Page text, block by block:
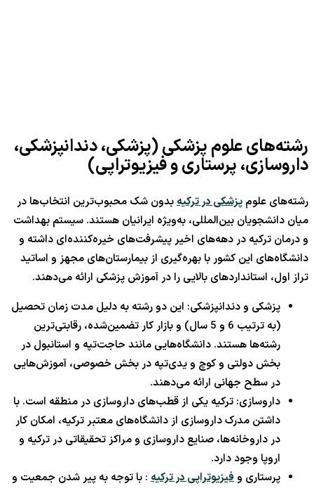
رشته‌های علوم پزشکی (پزشکی، دندانپزشکی،
داروسازی، پرستاری و فیزیوتراپی)
رشته‌های علوم پزشکی در ترکیهبدون شک محبوب‌ترین انتخاب‌ها در
میان دانشجویان بین‌المللی، به‌ویژه ایرانیان هستند. سیستم بهداشت
و درمان ترکیه در دهه‌های اخیر پیشرفت‌های خیره‌کننده‌ای داشته و
دانشگاه‌های این کشور با بهره‌گیری از بیمارستان‌های مجهز و اساتید
تراز اول، استانداردهای بالایی را در آموزش پزشکی ارائه می‌دهند.
پزشکی و دندانپزشکی: این دو رشته به دلیل مدت زمان تحصیل
(به ترتیب 6 و 5 سال) و بازار کار تضمین‌شده، رقابتی‌ترین
رشته‌ها هستند. دانشگاه‌هایی مانند حاجت‌تپه و استانبول در
بخش دولتی و کوچ و یدی‌تپه در بخش خصوصی، آموزش‌هایی
در سطح جهانی ارائه می‌دهند.
داروسازی: ترکیه یکی از قطب‌های داروسازی در منطقه است. با
داشتن مدرک داروسازی از دانشگاه‌های معتبر ترکیه، امکان کار
در داروخانه‌ها، صنایع داروسازی و مراکز تحقیقاتی در ترکیه و
اروپا وجود دارد.
پرستاری وفیزیوتراپی در ترکیه : با توجه به پیر شدن جمعیت و